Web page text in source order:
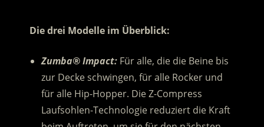
Die drei Modelle im Überblick:
Zumba® Impact:Für alle, die die Beine bis
zur Decke schwingen, für alle Rocker und
für alle Hip-Hopper. Die Z-Compress
Laufsohlen-Technologie reduziert die Kraft